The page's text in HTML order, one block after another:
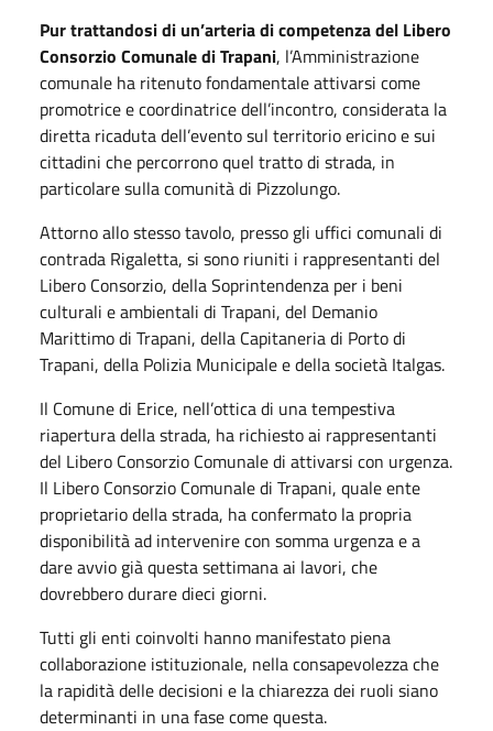
Pur trattandosi di un’arteria di competenza del Libero
Consorzio Comunale di Trapani, l’Amministrazione
comunale ha ritenuto fondamentale attivarsi come
promotrice e coordinatrice dell’incontro, considerata la
diretta ricaduta dell’evento sul territorio ericino e sui
cittadini che percorrono quel tratto di strada, in
particolare sulla comunità di Pizzolungo.
Attorno allo stesso tavolo, presso gli uffici comunali di
contrada Rigaletta, si sono riuniti i rappresentanti del
Libero Consorzio, della Soprintendenza per i beni
culturali e ambientali di Trapani, del Demanio
Marittimo di Trapani, della Capitaneria di Porto di
Trapani, della Polizia Municipale e della società Italgas.
Il Comune di Erice, nell’ottica di una tempestiva
riapertura della strada, ha richiesto ai rappresentanti
del Libero Consorzio Comunale di attivarsi con urgenza.
Il Libero Consorzio Comunale di Trapani, quale ente
proprietario della strada, ha confermato la propria
disponibilità ad intervenire con somma urgenza e a
dare avvio già questa settimana ai lavori, che
dovrebbero durare dieci giorni.
Tutti gli enti coinvolti hanno manifestato piena
collaborazione istituzionale, nella consapevolezza che
la rapidità delle decisioni e la chiarezza dei ruoli siano
determinanti in una fase come questa.